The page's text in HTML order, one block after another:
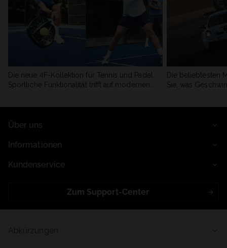
Die neue 4F-Kollektion für Tennis und Padel.
Sportliche Funktionalität trifft auf modernen
Die beliebtesten
Sie, was
Über uns
Informationen
Kundenservice
Zum Support-Center